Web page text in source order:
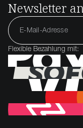
Newsletter
Flexible Bezahlung mit: